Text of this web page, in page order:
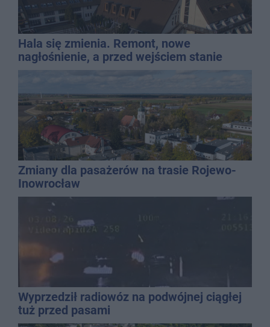
Hala się zmienia. Remont, nowe
nagłośnienie, a przed wejściem stanie
QEMETICA ARENA
Zmiany dla pasażerów na trasie Rojewo-
Inowrocław
Wyprzedził radiowóz na podwójnej ciągłej
tuż przed pasami